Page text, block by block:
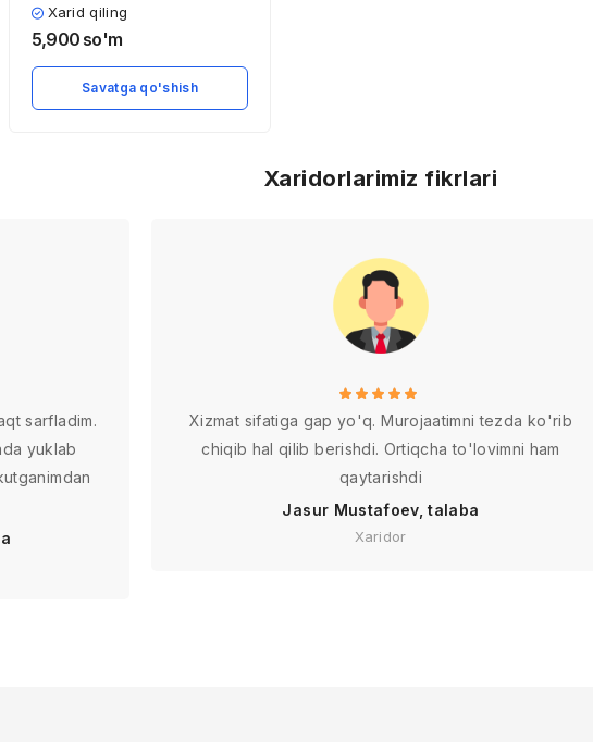
ta’minlanishi
Xarid qiling
5,900 so'm
Savatga qo'shish
Xaridorlarimiz fikrlari
sarfladim.
yuklab
Xizmat sifatiga gap yo'q. Murojaatimni tezda ko'rib
chiqib hal qilib berishdi. Ortiqcha to'lovimni ham
qaytarishdi
Jasur Mustafoev, talaba
Xaridor